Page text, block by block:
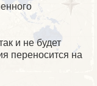
и не будет
переносится на